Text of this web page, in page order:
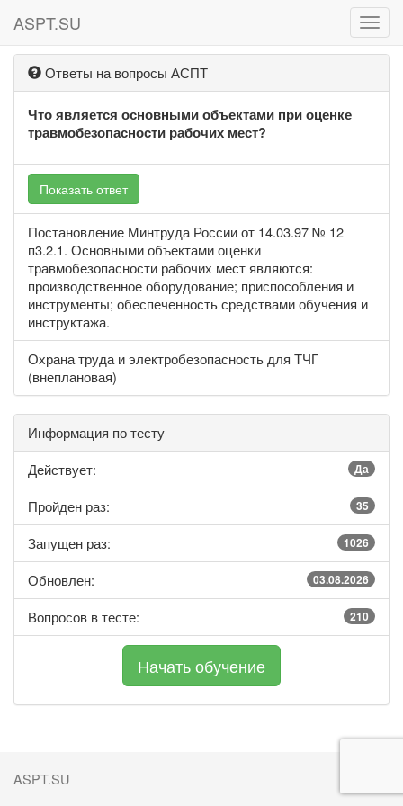
ASPT.SU
Ответы на вопросы АСПТ
Что является основными объектами при оценке
травмобезопасности рабочих мест?
Показать ответ
Постановление Минтруда России от 14.03.97 № 12
п3.2.1. Основными объектами оценки
травмобезопасности рабочих мест являются:
производственное оборудование; приспособления и
инструменты; обеспеченность средствами обучения и
инструктажа.
Охрана труда и электробезопасность для ТЧГ
(внеплановая)
Информация по тесту
Действует:
Да
Пройден раз: 35
Запущен раз: 1026
Обновлен: 03.08.2026
Вопросов в тесте: 210
ASPT.SU